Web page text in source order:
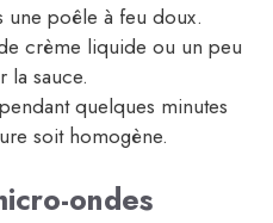
une poêle à feu doux.
crème liquide ou un peu
la sauce.
quelques minutes
soit homogène.
ondes